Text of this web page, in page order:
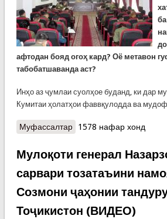
афтодан бояд огоҳ кард? Оё метавон
табобатшаванда аст?
Инҳо аз ҷумлаи суолҳое буданд, ки дар
Кумитаи ҳолатҳои фаввқулодда ва
Муфассалтаро Суҳбатҳо атрофи
назорати маводи
1578 нафар хонд
Мулоқоти генерал
сарвари тозатаъини
Созмони ҷаҳонии
Тоҷикистон (ВИДЕО)